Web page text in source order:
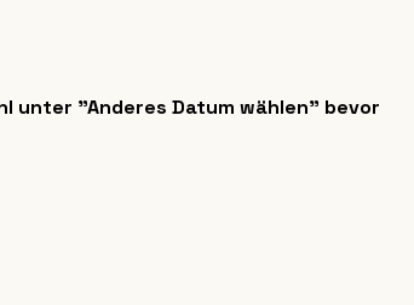
unter "Anderes Datum wählen" bevor